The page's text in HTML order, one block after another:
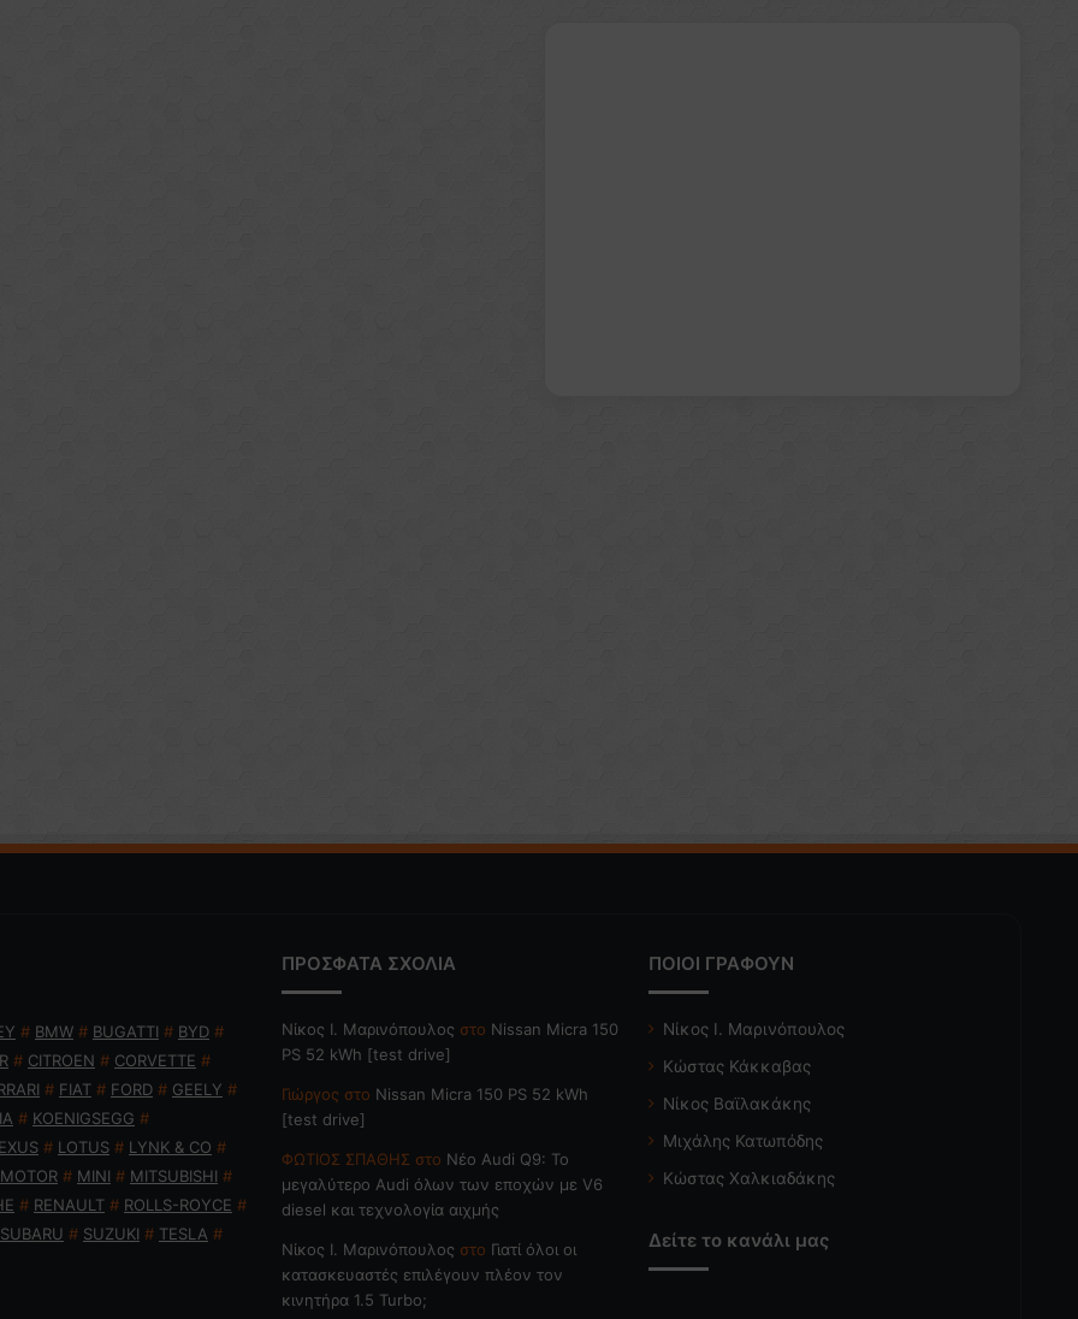
# BMW # BUGATTI # BYD #
# CITROEN # CORVETTE #
# FIAT # FORD # GEELY #
# KOENIGSEGG #
# LOTUS # LYNK & CO #
# MINI # MITSUBISHI #
# RENAULT # ROLLS-ROYCE #
SUBARU # SUZUKI # TESLA #
ΠΡΟΣΦΑΤΑ ΣΧΟΛΙΑ
Nίκος Ι. Mαρινόπουλος στο Nissan Micra 150
PS 52 kWh [test drive]
Γιώργος στο Nissan Micra 150 PS 52 kWh
[test drive]
ΦΩΤΙΟΣ ΣΠΑΘΗΣ στο Νέο Audi Q9: Το
μεγαλύτερο Audi όλων των εποχών με V6
diesel και τεχνολογία αιχμής
Nίκος Ι. Mαρινόπουλος στο Γιατί όλοι οι
κατασκευαστές επιλέγουν πλέον τον
κινητήρα 1.5 Turbo;
ΠΟΙΟΙ ΓΡΑΦΟΥΝ
Νίκος Ι. Μαρινόπουλος
Κώστας Κάκκαβας
Νίκος Βαϊλακάκης
Μιχάλης Κατωπόδης
Κώστας Χαλκιαδάκης
Δείτε το κανάλι μας